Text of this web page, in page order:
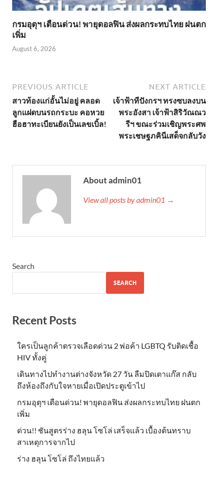
กรมอุตุฯ เตือนด่วน! พายุดอลฟิน ส่งผลกระทบไทย ฝนตก
เพิ่ม
August 6, 2026
PREVIOUS ARTICLE
สาวท้องแก่อั้นไม่อยู่ คลอด
ลูกแฝดบนรถกระบะ คอหวย
ฮือฮาทะเบียนยังเป็นเลขเบิ้ล!
NEXT ARTICLE
เจ้าฟ้าทีปังกรฯ ทรงซบลงบน
พระอังสา เจ้าฟ้าสิริวัณณว
รีฯ ขณะร่วมเชิญพระศพ
พระเชษฐภคินีเสด็จกลับวัง
About admin01
View all posts by admin01 →
Search
SEARCH
Recent Posts
ใครเป็นลูกค้าตรวจเลือดด่วน 2 พ่อค้า LGBTQ รับติดเชื้อ
HIV ทั้งคู่
เดินทางไปทำงานต่างจังหวัด 27 วัน ลืมปิดเตาแก๊ส กลับ
ถึงห้องถึงกับใจหายเมื่อเปิดประตูเข้าไป
กรมอุตุฯ เตือนด่วน! พายุดอลฟิน ส่งผลกระทบไทย ฝนตก
เพิ่ม
ด่วน!! ชันสูตรร่าง ฮลุน โซโล่ เสร็จแล้ว เบื้องต้นทราบ
สาเหตุการจากไป
ร่าง ฮลุน โซโล่ ถึงไทยแล้ว